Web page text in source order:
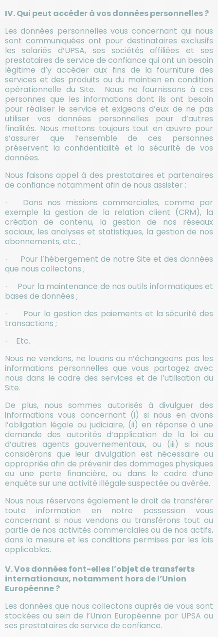
IV. Qui peut accéder à vos données personnelles ?
Les données personnelles vous concernant qui nous
sont communiquées ont pour destinataires exclusifs
les salariés d’UPSA, ses sociétés affiliées et ses
prestataires de service de confiance qui ont un besoin
légitime d’y accéder aux fins de la fourniture des
services et des produits ou du maintien en condition
opérationnelle du Site. Nous ne fournissons à ces
personnes que les informations dont ils ont besoin
pour réaliser le service et exigeons d’eux de ne pas
utiliser vos données personnelles pour d’autres
finalités. Nous mettons toujours tout en œuvre pour
s’assurer que l’ensemble de ces personnes
préservent la confidentialité et la sécurité de vos
données.
Nous faisons appel à des prestataires et partenaires
de confiance notamment afin de nous assister :
·
Dans nos missions commerciales, comme par
exemple la gestion de la relation client (CRM), la
création de contenu, la gestion de nos réseaux
sociaux, les analyses et statistiques, la gestion de nos
abonnements, etc. ;
·
Pour l’hébergement de notre Site et des données
que nous collectons ;
·
Pour la maintenance de nos outils informatiques et
bases de données ;
·
Pour la gestion des paiements et la sécurité des
transactions ;
·
Etc.
Nous ne vendons, ne louons ou n’échangeons pas les
informations personnelles que vous partagez avec
nous dans le cadre des services et de l’utilisation du
Site.
De plus, nous sommes autorisés à divulguer des
informations vous concernant (i) si nous en avons
l’obligation légale ou judiciaire, (ii) en réponse à une
demande des autorités d’application de la loi ou
d’autres agents gouvernementaux, ou (iii) si nous
considérons que leur divulgation est nécessaire ou
appropriée afin de prévenir des dommages physiques
ou une perte financière, ou dans le cadre d’une
enquête sur une activité illégale suspectée ou avérée.
Nous nous réservons également le droit de transférer
toute information en notre possession vous
concernant si nous vendons ou transférons tout ou
partie de nos activités commerciales ou de nos actifs,
dans la mesure et les conditions permises par les lois
applicables.
V. Vos données font-elles l’objet de transferts
internationaux, notamment hors de l’Union
Européenne ?
Les données que nous collectons auprès de vous sont
stockées au sein de l’Union Européenne par UPSA ou
ses prestataires de service de confiance.